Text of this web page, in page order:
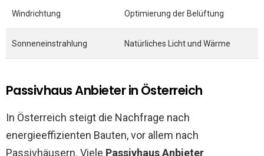
Windrichtung Optimierung der Belüftung
Sonneneinstrahlung Natürliches Licht und Wärme
Passivhaus Anbieter in Österreich
In Österreich steigt die Nachfrage nach
energieeffizienten Bauten, vor allem nach
Passivhäusern. Viele Passivhaus Anbieter